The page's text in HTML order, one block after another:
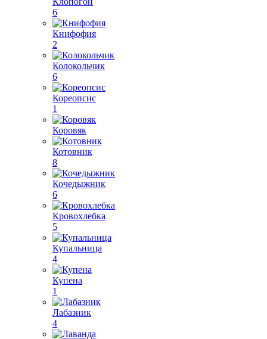
6
Книфофия
2
Колокольчик
6
Кореопсис
1
Коровяк
Котовник
8
Кочедыжник
6
Кровохлебка
5
Купальница
4
Купена
1
Лабазник
4